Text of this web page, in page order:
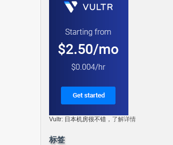
Vultr: 日本机房很不错， 了解详情
标签